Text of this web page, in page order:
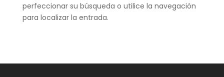
perfeccionar su búsqueda o utilice la navegación
para localizar la entrada.